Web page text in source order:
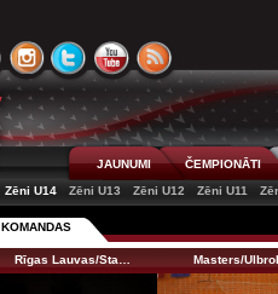
JAUNUMI
ČEMPIONĀTI
Zēni U14 Zēni U13 Zēni U12 Zēni U11
KOMANDAS
Rīgas Lauvas/Sta… Masters/